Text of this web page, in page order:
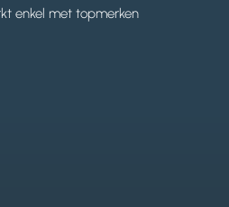
enkel met topmerken